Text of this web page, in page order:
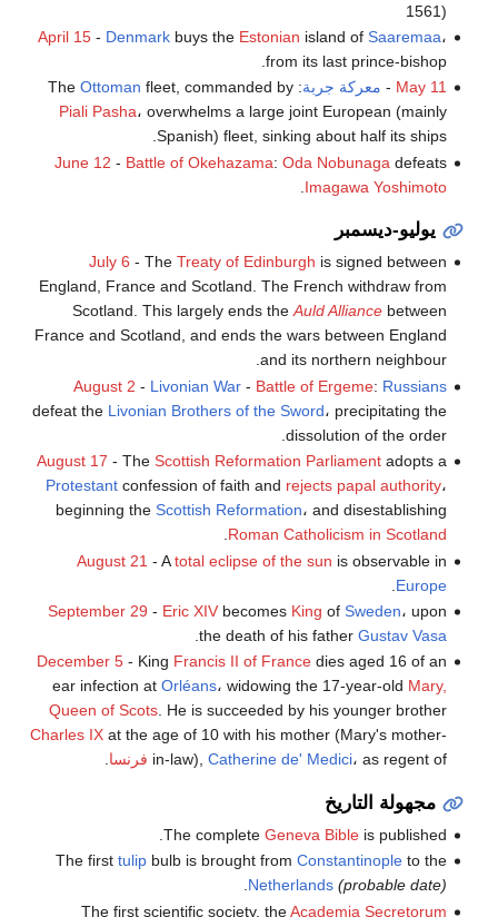
1561)
April 15- Denmarkbuys the Estonian island of Saaremaa،
from its last prince-bishop.
May 11
- معركة جربة: The
Ottoman fleet, commanded by
Piali Pasha، overwhelms a large joint European (mainly
Spanish) fleet, sinking about half its ships.
June 12 - Battle of Okehazama: Oda Nobunaga defeats
Imagawa Yoshimoto
يوليو-ديسمبر
July 6 - The Treaty of Edinburgh is signed between
England, France and Scotland. The French withdraw from
Scotland. This largely ends theAuld Alliancebetween
France and Scotland, and ends the wars between England
and its northern neighbour.
August 2 - Livonian War- Battle of Ergeme: Russians
defeat the Livonian Brothers of the Sword، precipitating the
dissolution of the order.
August 17 - The Scottish Reformation Parliamentadopts a
Protestantconfession of faith and rejects papal authority،
beginning the Scottish Reformation، and disestablishing
Roman Catholicism in Scotland
August 21 - Atotal eclipse of the sun is observable in
Europe
September 29 - Eric XIVbecomes King of Sweden، upon
the death of his father Gustav Vasa
December 5- King Francis II of Francedies aged 16 of an
ear infection at Orléans، widowing the 17-year-old Mary,
Queen of Scots. He is succeeded by his younger brother
Charles IXat the age of 10 with his mother (Mary's mother-
in-law), Catherine de' Medici، as regent of فرنسا.
مجهولة التاريخ
The complete Geneva Bibleis published.
The first tulipbulb is brought from Constantinopleto the
Netherlands (probable date)
.
The first scientific society, theAcademia Secretorum